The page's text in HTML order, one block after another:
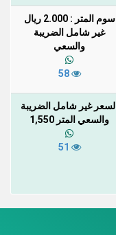
سوم المتر : 2.000 ريال
غير شامل الضريبة
والسعي
58
السعر غير شامل الضريبة
والسعي المتر 1,550